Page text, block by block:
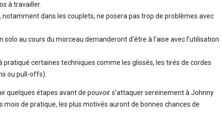
à travailler.
notamment dans les couplets, ne posera pas trop de problèmes avec
solo au cours du morceau demanderont d’être à l’aise avec l’utilisation
pratiqué certaines techniques comme les glissés, les tirés de cordes
ou pull-offs).
quelques étapes avant de pouvoir s’attaquer sereinement à Johnny
mois de pratique, les plus motivés auront de bonnes chances de